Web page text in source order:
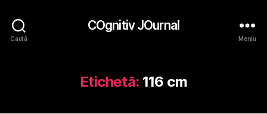
Caută
COgnitiv JOurnal
Meniu
Etichetă: 116 cm